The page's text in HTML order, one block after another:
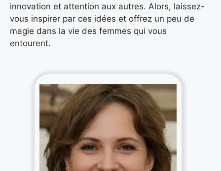
innovation et attention aux autres. Alors, laissez-
vous inspirer par ces idées et offrez un peu de
magie dans la vie des femmes qui vous
entourent.